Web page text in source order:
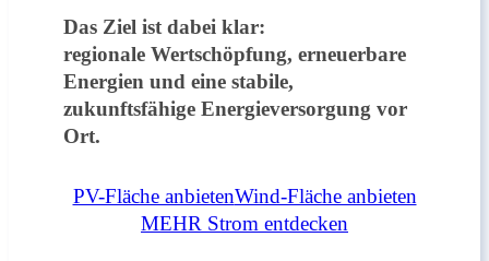
Das Ziel ist dabei klar:
regionale Wertschöpfung, erneuerbare
Energien und eine stabile,
zukunftsfähige Energieversorgung vor
Ort.
PV-Fläche anbietenWind-Fläche anbieten
MEHR Strom entdecken